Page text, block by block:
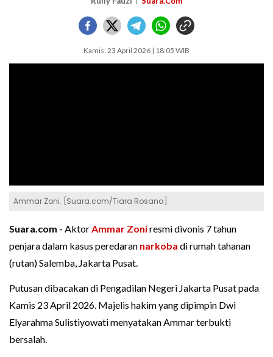
Kamis, 23 April 2026 | 18:05 WIB
Ammar Zoni. [Suara.com/Tiara Rosana]
Suara.com - AktorAmmar Zoniresmi divonis 7 tahun
penjara dalam kasus peredaran narkoba di rumah tahanan
(rutan) Salemba, Jakarta Pusat.
Putusan dibacakan di Pengadilan Negeri Jakarta Pusat pada
Kamis 23 April 2026. Majelis hakim yang dipimpin Dwi
Elyarahma Sulistiyowati menyatakan Ammar terbukti
bersalah.